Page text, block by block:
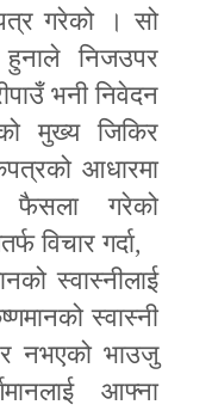
गरेको । सो
निजउपर
भनी निवेदन
मुख्य जिकिर
आधारमा
फैसला गरेको
विचार गर्दा,
स्वास्नीलाई
स्वास्नी
र नभएको भाउजु
आफ्ना